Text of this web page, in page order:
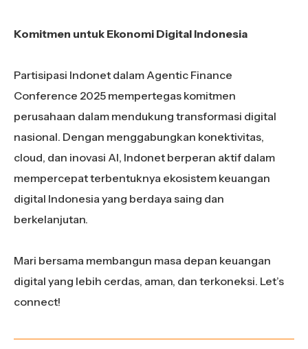
Komitmen untuk Ekonomi Digital Indonesia
Partisipasi Indonet dalam Agentic Finance
Conference 2025 mempertegas komitmen
perusahaan dalam mendukung transformasi digital
nasional. Dengan menggabungkan konektivitas,
cloud, dan inovasi AI, Indonet berperan aktif dalam
mempercepat terbentuknya ekosistem keuangan
digital Indonesia yang berdaya saing dan
berkelanjutan.
Mari bersama membangun masa depan keuangan
digital yang lebih cerdas, aman, dan terkoneksi. Let’s
connect!